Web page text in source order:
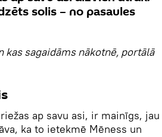
solis – no pasaules
sagaidāms nākotnē, portālā
ap savu asi, ir mainīgs, jau
ka to ietekmē Mēness un